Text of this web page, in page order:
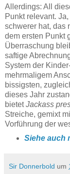
Allerdings: All
Punkt relevant.
schwerer hat, das
dem ersten Punkt
Überraschung
saftige
System der
mehrmaligem
bissigsten,
dieses Jahr
bietetJackass
Streiche, gemixt
Vorführung der
Siehe auch
Sir Donnerbold um